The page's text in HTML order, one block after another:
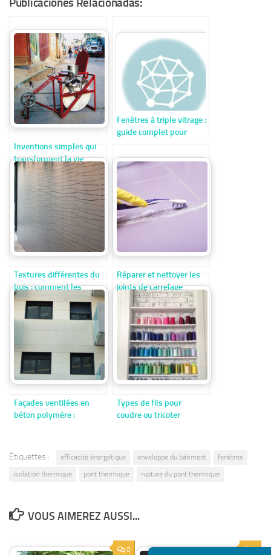
Publicaciones Relacionadas:
Inventions simples qui
transforment la vie
quotidienne : solutions
ingénieuses pour
communautés à faibles
ressources
Fenêtres à triple vitrage :
guide complet pour
votre logement
Textures différentes du
bois : comment les
panneaux de bois
texturés améliorent
l’aménagement intérieur
Réparer et nettoyer les
joints de carrelage
Façades ventilées en
béton polymère :
Types de fils pour
coudre ou tricoter
Étiquettes : efficacité énergétique enveloppe du bâtiment
fenêtres
isolation thermique
pont thermique rupture du pont thermique
VOUS AIMEREZ AUSSI...
0 0